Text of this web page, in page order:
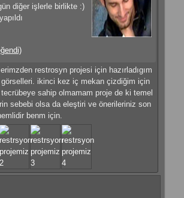
diğer işlerle birlikte :)
restrosyn projesi için hazırladıgım
ikinci kez iç mekan çizdiğim için
sahip olmamam proje de ki temel
sebebi olsa da eleştiri ve önerileriniz son
benm için.